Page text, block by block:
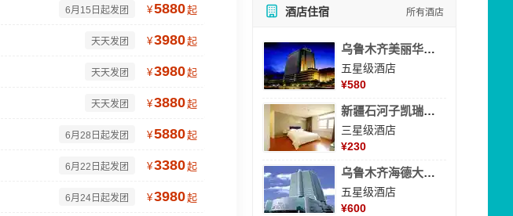
6月15日起发团 ¥5880起
天天发团 ¥3980起
天天发团 ¥3980起
天天发团 ¥3880起
6月28日起发团 ¥5880起
6月22日起发团 ¥3380起
6月24日起发团 ¥3980起
酒店住宿 所有酒店
乌鲁木齐美丽华大酒
五星级酒店
¥580
新疆石河子凯瑞酒店
三星级酒店
¥230
乌鲁木齐海德大酒店
五星级酒店
¥600